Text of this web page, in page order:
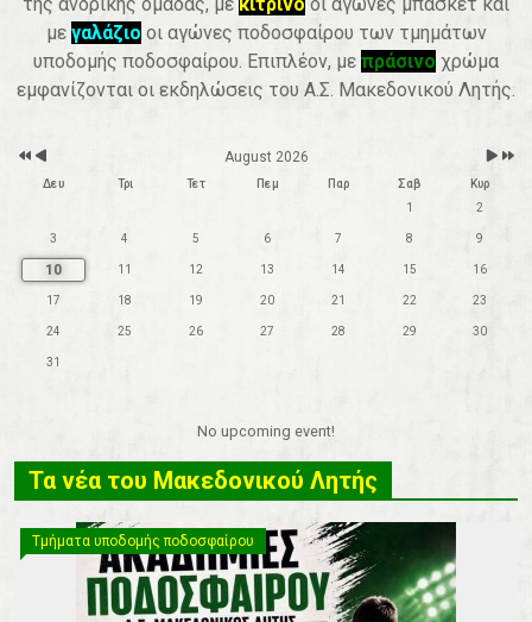
με γαλάζιο οι αγώνες ποδοσφαίρου των τμημάτων
υποδομής ποδοσφαίρου. Επιπλέον, με πράσινο χρώμα
εμφανίζονται οι εκδηλώσεις του Α.Σ. Μακεδονικού Λητής.
t
August 2026
Δευ Τρι Τετ Πεμ Παρ Σαβ
Κυρ
1
2
3 4 5 6 7 8 9
10 11 12 13 14 15 16
17 18 19 20 21 22 23
24 25 26 27 28 29 30
31
No upcoming event!
Τα νέα του Μακεδονικού Λητής
Τμήματα υποδομής ποδοσφαίρου